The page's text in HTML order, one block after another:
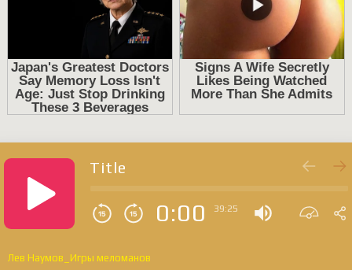
Title
0:00 39:25
Лев Наумов_Игры меломанов